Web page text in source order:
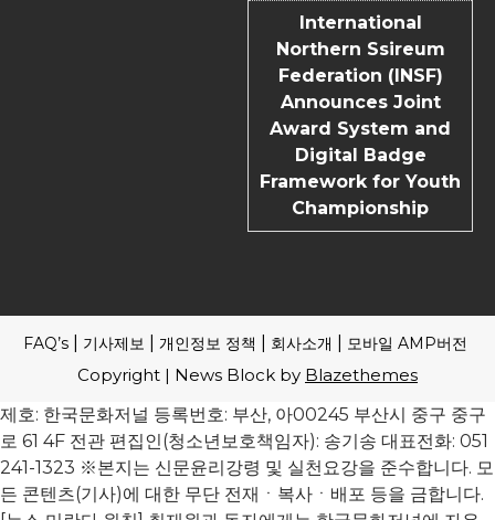
International
Northern Ssireum
Federation (INSF)
Announces Joint
Award System and
Digital Badge
Framework for Youth
Championship
FAQ’s 기사제보 개인정보 정책 회사소개 모바일 AMP버전
Copyright | News Block by Blazethemes
제호: 한국문화저널 등록번호: 부산, 아00245 부산시 중구 중구
로 61 4F 전관 편집인(청소년보호책임자): 송기송 대표전화: 051
241-1323 ※본지는 신문윤리강령 및 실천요강을 준수합니다. 모
든 콘텐츠(기사)에 대한 무단 전재ㆍ복사ㆍ배포 등을 금합니다.